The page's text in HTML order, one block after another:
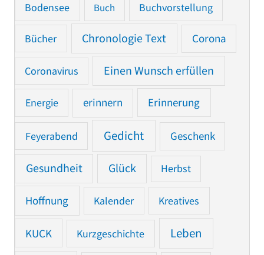
Bodensee Buch Buchvorstellung
Bücher Chronologie Text Corona
Coronavirus Einen Wunsch erfüllen
Energie erinnern Erinnerung
Feyerabend Gedicht Geschenk
Gesundheit Glück Herbst
Hoffnung Kalender Kreatives
KUCK Kurzgeschichte Leben